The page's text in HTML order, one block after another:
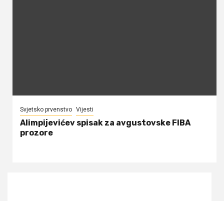
Svjetsko prvenstvo Vijesti
Alimpijevićev spisak za avgustovske FIBA
prozore